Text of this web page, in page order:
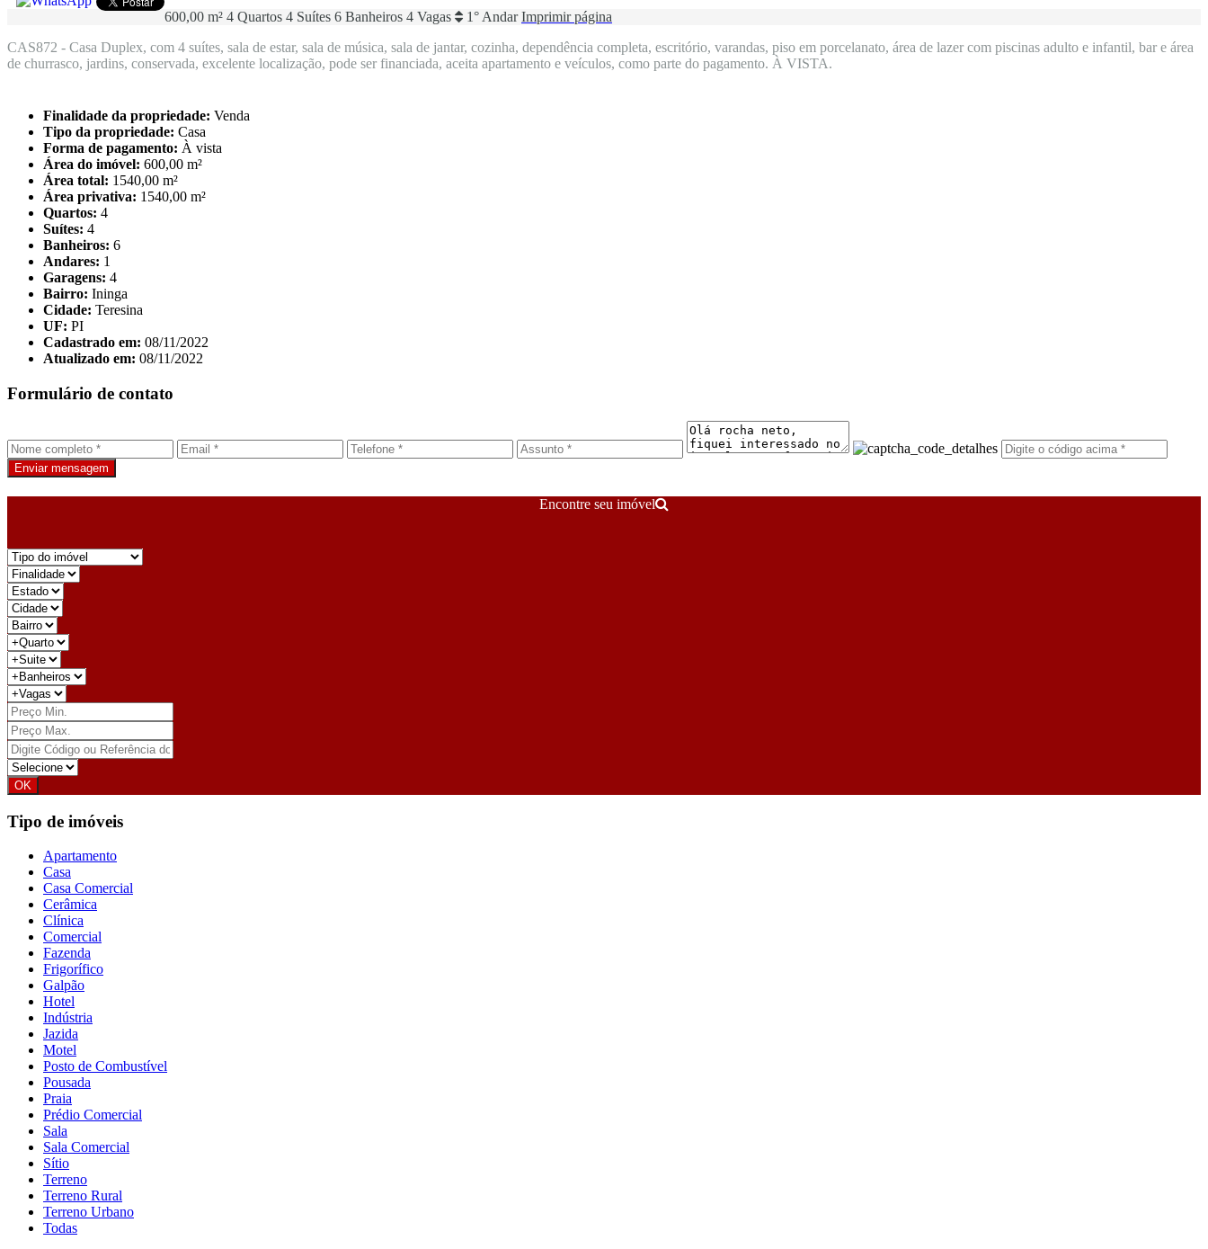
600,00 m² 4 Quartos 4 Suítes 6 Banheiros 4 Vagas 1° Andar Imprimir página
CAS872 - Casa Duplex, com 4 suítes, sala de estar, sala de música, sala de jantar, cozinha, dependência completa, escritório, varandas, piso em porcelanato, área de lazer com piscinas adulto e infantil, bar e área
de churrasco, jardins, conservada, excelente localização, pode ser financiada, aceita apartamento e veículos, como parte do pagamento. À VISTA.
Finalidade da propriedade: Venda
Tipo da propriedade: Casa
Forma de pagamento: À vista
Área do imóvel: 600,00 m²
Área total: 1540,00 m²
Área privativa: 1540,00 m²
Quartos: 4
Suítes: 4
Banheiros: 6
Andares: 1
Garagens: 4
Bairro: Ininga
Cidade: Teresina
UF: PI
Cadastrado em: 08/11/2022
Atualizado em: 08/11/2022
Formulário de contato
Enviar mensagem
Encontre seu imóvel
Tipo de imóveis
Apartamento
Casa
Casa Comercial
Cerâmica
Clínica
Comercial
Fazenda
Frigorífico
Galpão
Hotel
Indústria
Jazida
Motel
Posto de Combustível
Pousada
Praia
Prédio Comercial
Sala
Sala Comercial
Sítio
Terreno
Terreno Rural
Terreno Urbano
Todas